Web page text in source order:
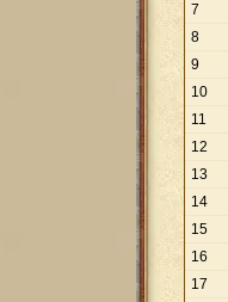
7
8
9
10
11
12
13
14
15
16
17